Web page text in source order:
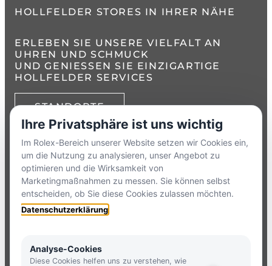
HOLLFELDER STORES IN IHRER NÄHE
ERLEBEN SIE UNSERE VIELFALT AN
UHREN UND SCHMUCK
UND GENIESSEN SIE EINZIGARTIGE H
OLLFELDER SERVICES
STANDORTE
+49 8386 3729790
ZUMKONTAKTFORMULAR
HOLLFELDER
Ihre Privatsphäre ist uns wichtig
Im Rolex-Bereich unserer Website setzen wir Cookies ein,
um die Nutzung zu analysieren, unser Angebot zu
optimieren und die Wirksamkeit von
Marketingmaßnahmen zu messen. Sie können selbst
entscheiden, ob Sie diese Cookies zulassen möchten.
Datenschutzerklärung
Analyse-Cookies
Diese Cookies helfen uns zu verstehen, wie